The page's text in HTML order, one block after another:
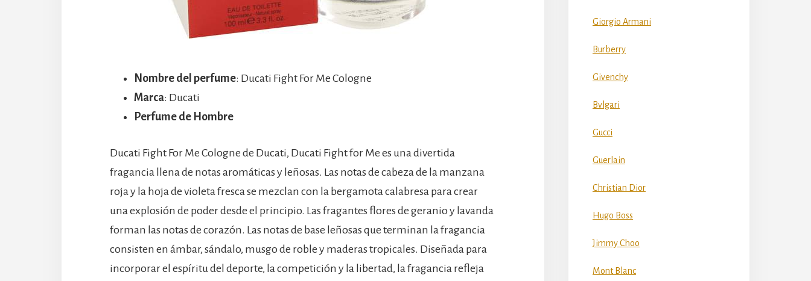
Nombre del perfume: Ducati Fight For Me Cologne
Marca: Ducati
Perfume de Hombre
Ducati Fight For Me Cologne de Ducati, Ducati Fight for Me es una divertida
fragancia llena de notas aromáticas y leñosas. Las notas de cabeza de la manzana
roja y la hoja de violeta fresca se mezclan con la bergamota calabresa para crear
una explosión de poder desde el principio. Las fragantes flores de geranio y lavanda
forman las notas de corazón. Las notas de base leñosas que terminan la fragancia
consisten en ámbar, sándalo, musgo de roble y maderas tropicales. Diseñada para
incorporar el espíritu del deporte, la competición y la libertad, la fragancia refleja
Giorgio Armani
Burberry
Givenchy
Bvlgari
Gucci
Guerlain
Christian Dior
Hugo Boss
Jimmy Choo
Mont Blanc